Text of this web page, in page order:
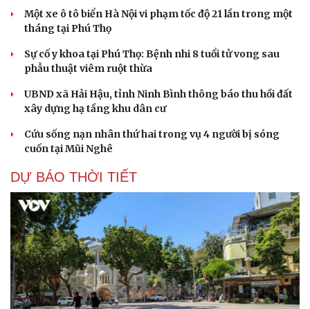
Cải chính
Một xe ô tô biển Hà Nội vi phạm tốc độ 21 lần trong một
tháng tại Phú Thọ
Sự cố y khoa tại Phú Thọ: Bệnh nhi 8 tuổi tử vong sau
phẫu thuật viêm ruột thừa
UBND xã Hải Hậu, tỉnh Ninh Bình thông báo thu hồi đất
xây dựng hạ tầng khu dân cư
Cứu sống nạn nhân thứ hai trong vụ 4 người bị sóng
cuốn tại Mũi Nghê
DỰ BÁO THỜI TIẾT